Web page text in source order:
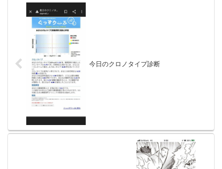
今日のクロノタイプ診断